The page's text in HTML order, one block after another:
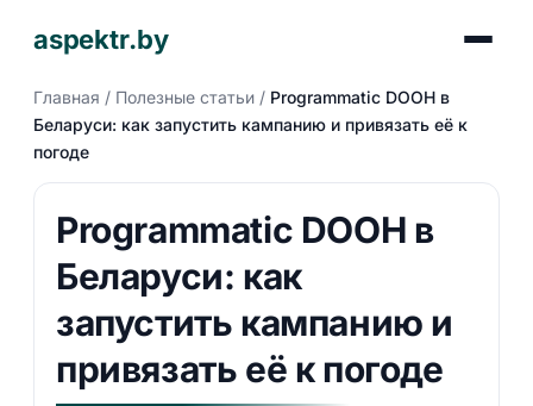
aspektr.by
Главная / Полезные статьи/ Programmatic DOOH в
Беларуси: как запустить кампанию и привязать её к
погоде
Programmatic DOOH в
Беларуси: как
запустить кампанию и
привязать её к погоде